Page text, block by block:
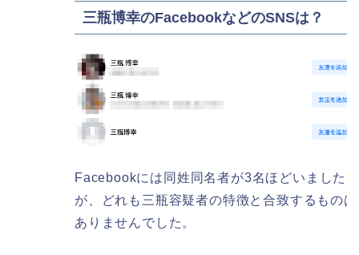
三瓶博幸のFacebookなどのSNSは？
Facebookには同姓同名者が3名ほどいました
が、どれも三瓶容疑者の特徴と合致するものは
ありませんでした。